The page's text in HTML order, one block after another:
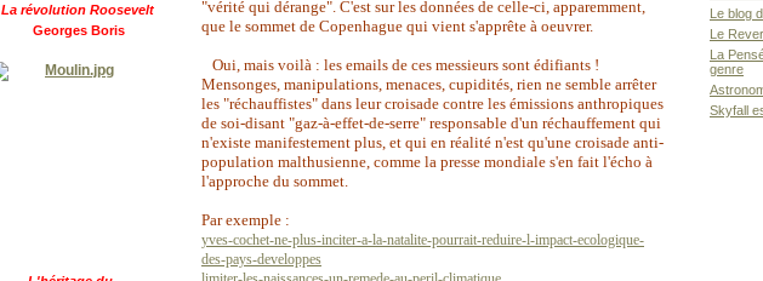
La révolution Roosevelt
Georges Boris
"vérité qui dérange". C'est sur les données de celle-ci, apparemment,
que le sommet de Copenhague qui vient s'apprête à oeuvrer.
Oui, mais voilà : les emails de ces messieurs sont édifiants !
Mensonges, manipulations, menaces, cupidités, rien ne semble arrêter
les "réchauffistes" dans leur croisade contre les émissions anthropiques
de soi-disant "gaz-à-effet-de-serre" responsable d'un réchauffement qui
n'existe manifestement plus, et qui en réalité n'est qu'une croisade anti-
population malthusienne, comme la presse mondiale s'en fait l'écho à
l'approche du sommet.
Par exemple :
yves-cochet-ne-plus-inciter-a-la-natalite-pourrait-reduire-l-impact-ecologique-
des-pays-developpes
Le blog
Le
La
genre
Skyfall